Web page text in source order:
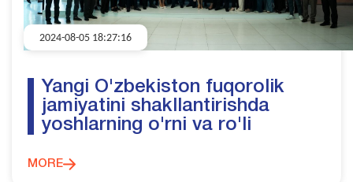
2024-08-05 18:27:16
Yangi O'zbekiston fuqorolik
jamiyatini shakllantirishda
yoshlarning o'rni va ro'li
MORE